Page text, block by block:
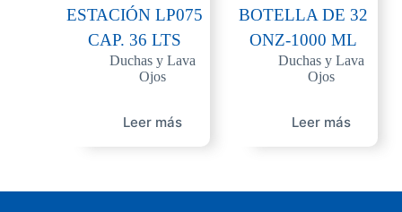
ESTACIÓN LP075
CAP. 36 LTS
Duchas y Lava
Ojos
Leer más
BOTELLA DE 32
ONZ-1000 ML
Duchas y Lava
Ojos
Leer más